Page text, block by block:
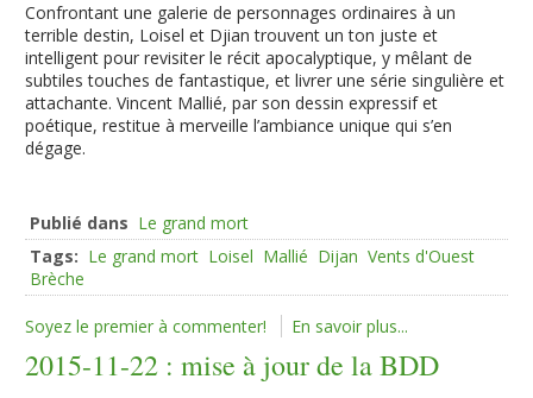
Confrontant une galerie de personnages ordinaires à un
terrible destin, Loisel et Djian trouvent un ton juste et
intelligent pour revisiter le récit apocalyptique, y mêlant de
subtiles touches de fantastique, et livrer une série singulière et
attachante. Vincent Mallié, par son dessin expressif et
poétique, restitue à merveille l’ambiance unique qui s’en
dégage.
Publié dans Le grand mort
Tags: Le grand mort Loisel Mallié Dijan Vents d'Ouest
Brèche
Soyez le premier à commenter! En savoir plus...
2015-11-22 : mise à jour de la BDD